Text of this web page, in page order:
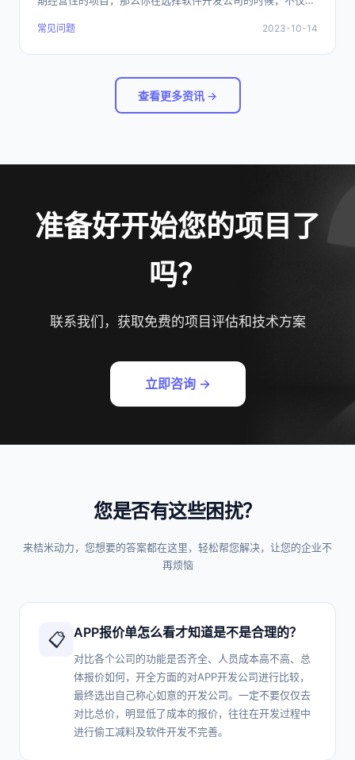
够长期合作的合作伙伴，如何才能选择一个能够长期的合作伙
伴呢？
常见问题 2023-10-14
查看更多资讯 →
准备好开始您的项目了
吗？
联系我们，获取免费的项目评估和技术方案
立即咨询 →
您是否有这些困扰？
来桔米动力，您想要的答案都在这里，轻松帮您解决，让您的企业不
再烦恼
📋 APP报价单怎么看才知道是不是合理的？
对比各个公司的功能是否齐全、人员成本高不高、总
体报价如何，开全方面的对APP开发公司进行比较，
最终选出自己称心如意的开发公司。一定不要仅仅去
对比总价，明显低了成本的报价，往往在开发过程中
进行偷工减料及软件开发不完善。